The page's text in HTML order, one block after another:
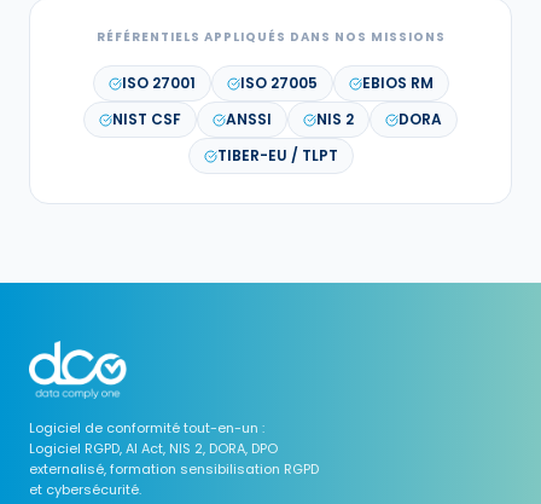
RÉFÉRENTIELS APPLIQUÉS DANS NOS MISSIONS
ISO 27001 ISO 27005
EBIOS RM
NIST CSF
ANSSI NIS 2
DORA
TIBER-EU / TLPT
Logiciel de conformité tout-en-un :
Logiciel RGPD, AI Act, NIS 2, DORA, DPO
externalisé, formation sensibilisation RGPD
et cybersécurité.